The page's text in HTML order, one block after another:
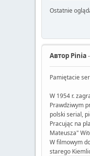
Ostatnie
Автор Pinia
Pamiętacie
W 1954 r.
Prawdziwym
polski serial,
Pracując na
Mateusza"
W filmowym
starego